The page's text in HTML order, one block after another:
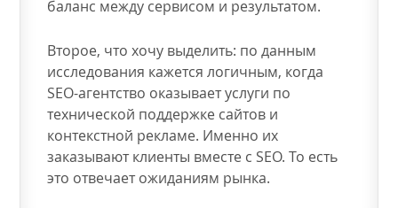
баланс между сервисом и результатом.
Второе, что хочу выделить: по данным
исследования кажется логичным, когда
SEO-агентство оказывает услуги по
технической поддержке сайтов и
контекстной рекламе. Именно их
заказывают клиенты вместе с SEO. То есть
это отвечает ожиданиям рынка.